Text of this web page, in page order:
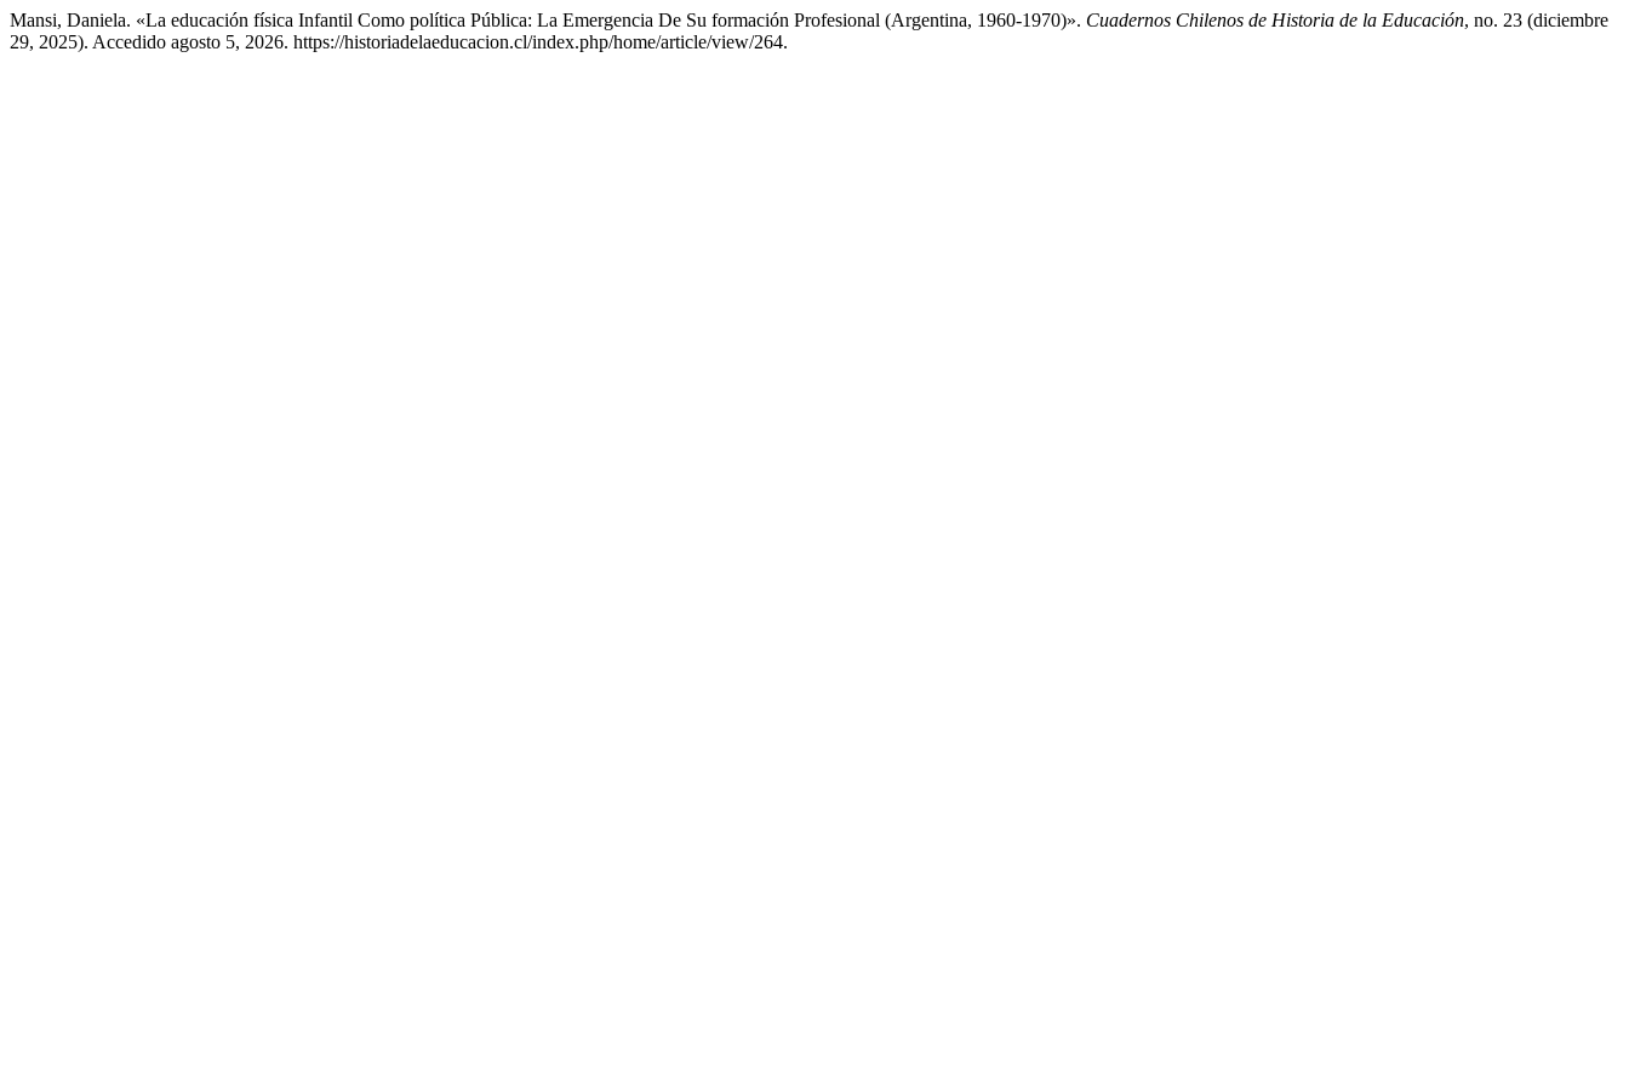
Mansi, Daniela. «La educación física Infantil Como política Pública: La Emergencia De Su formación Profesional (Argentina, 1960-1970)». Cuadernos Chilenos de Historia de la Educación, no. 23 (diciembre
29, 2025). Accedido agosto 5, 2026. https://historiadelaeducacion.cl/index.php/home/article/view/264.